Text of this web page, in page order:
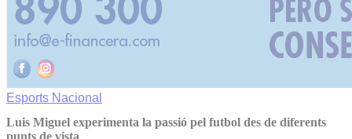
Esports Nacional
Luis Miguel experimenta la passió pel futbol des de diferents